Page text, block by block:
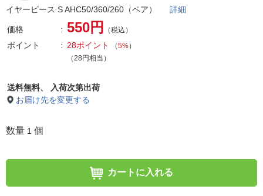
イヤーピース S AHC50/360/260（ペア） 詳細
価格 550円 （税込）
ポイント 28ポイント （5%）
（28円相当）
送料無料、
入荷次第出荷
お届け先を変更する
数量 1 個
カートに入れる